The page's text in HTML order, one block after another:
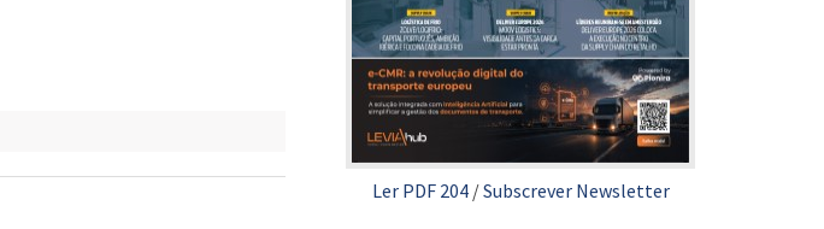
Ler PDF 204/Subscrever Newsletter